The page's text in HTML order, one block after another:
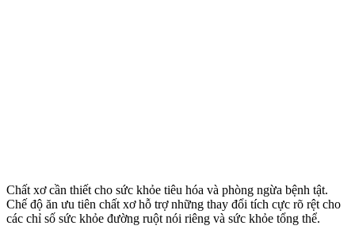
Chất xơ cần thiết cho sức khỏe tiêu hóa và phòng ngừa bệnh tật.
Chế độ ăn ưu tiên chất xơ hỗ trợ những thay đổi tích cực rõ rệt cho
các chỉ số sức khỏe đường ruột nói riêng và sức khỏe tổng thể.